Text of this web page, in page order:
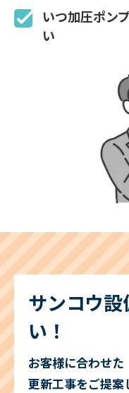
いつ加圧ポン
い
サンコウ
い！
お客様に合わせた
更新工事をご提案